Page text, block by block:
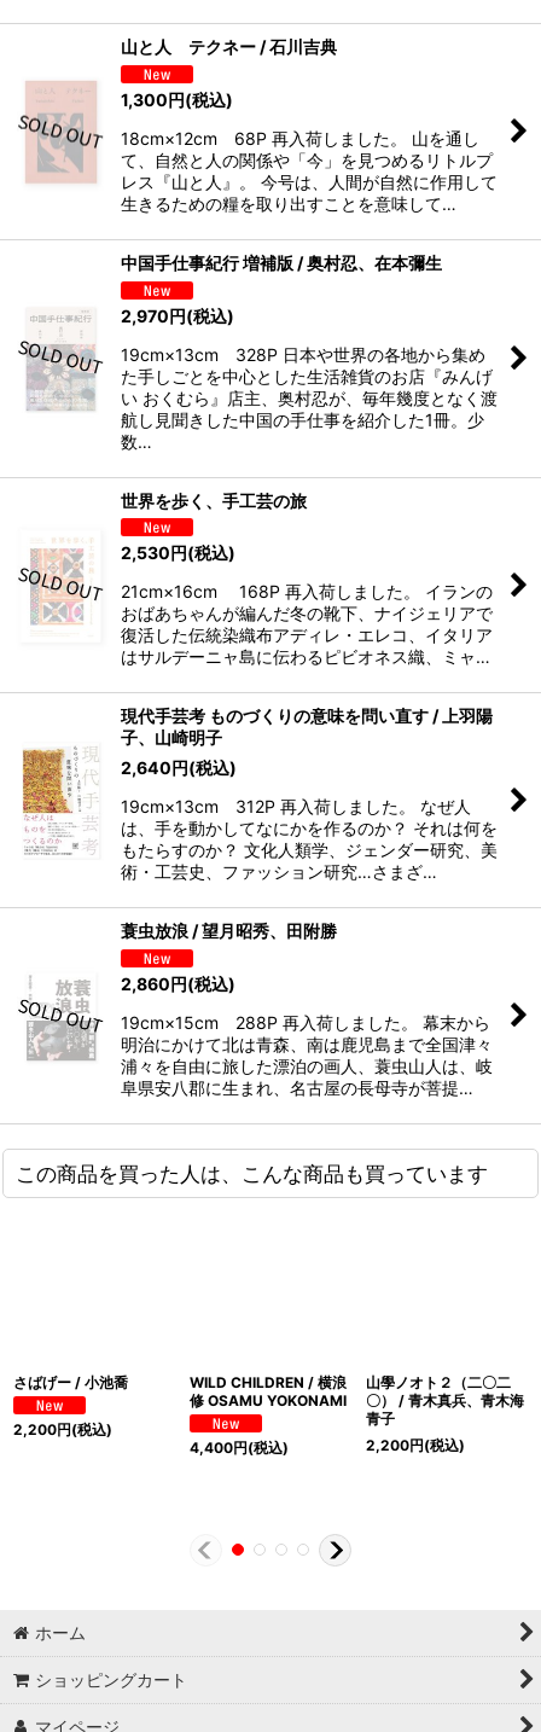
山と人 テクネー / 石川吉典
1,300円(税込)
18cm×12cm 68P 再入荷しました。 山を通し
て、自然と人の関係や「今」を見つめるリトルプ
レス『山と人』。 今号は、人間が自然に作用して
生きるための糧を取り出すことを意味して…
中国手仕事紀行 増補版 / 奥村忍、在本彌生
2,970円(税込)
19cm×13cm 328P 日本や世界の各地から集め
た手しごとを中心とした生活雑貨のお店『みんげ
い おくむら』店主、奥村忍が、毎年幾度となく渡
航し見聞きした中国の手仕事を紹介した1冊。少
数…
世界を歩く、手工芸の旅
2,530 円(税込)
21cm×16cm 168P 再入荷しました。 イランの
おばあちゃんが編んだ冬の靴下、ナイジェリアで
復活した伝統染織布アディレ・エレコ、イタリア
はサルデーニャ島に伝わるピビオネス織、ミャ…
現代手芸考 ものづくりの意味を問い直す / 上羽陽
子、山崎明子
2,640 円(税込)
19cm×13cm 312P 再入荷しました。 なぜ人
は、手を動かしてなにかを作るのか？ それは何を
もたらすのか？ 文化人類学、ジェンダー研究、美
術・工芸史、ファッション研究…さまざ…
蓑虫放浪 / 望月昭秀、田附勝
2,860円(税込)
19cm×15cm 288P 再入荷しました。 幕末から
明治にかけて北は青森、南は鹿児島まで全国津々
浦々を自由に旅した漂泊の画人、蓑虫山人は、岐
阜県安八郡に生まれ、名古屋の長母寺が菩提…
この商品を買った人は、こんな商品も買っています
さばげー / 小池喬
2,200円(税込)
WILD CHILDREN / 横浪
修 OSAMU YOKONAMI
4,400円(税込)
山學ノオト２（二〇二
〇） / 青木真兵、青木海
青子
2,200円(税込)
ホーム
ショッピングカート
マイページ